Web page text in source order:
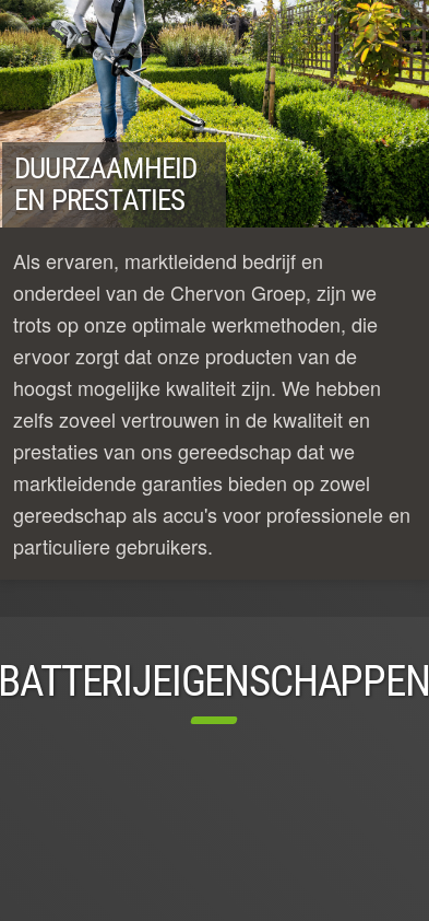
DUURZAAMHEID
EN PRESTATIES
Als ervaren, marktleidend bedrijf en
onderdeel van de Chervon Groep, zijn we
trots op onze optimale werkmethoden, die
ervoor zorgt dat onze producten van de
hoogst mogelijke kwaliteit zijn. We hebben
zelfs zoveel vertrouwen in de kwaliteit en
prestaties van ons gereedschap dat we
marktleidende garanties bieden op zowel
gereedschap als accu's voor professionele en
particuliere gebruikers.
BATTERIJEIGENSCHAPPEN